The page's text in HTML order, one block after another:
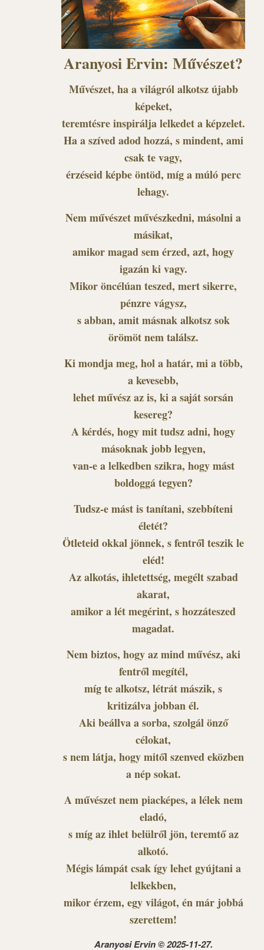
Aranyosi Ervin: Művészet?
Művészet, ha a világról alkotsz újabb
képeket,
teremtésre inspirálja lelkedet a képzelet.
Ha a szíved adod hozzá, s mindent, ami
csak te vagy,
érzéseid képbe öntöd, míg a múló perc
lehagy.
Nem művészet művészkedni, másolni a
másikat,
amikor magad sem érzed, azt, hogy
igazán ki vagy.
Mikor öncélúan teszed, mert sikerre,
pénzre vágysz,
s abban, amit másnak alkotsz sok
örömöt nem találsz.
Ki mondja meg, hol a határ, mi a több,
a kevesebb,
lehet művész az is, ki a saját sorsán
kesereg?
A kérdés, hogy mit tudsz adni, hogy
másoknak jobb legyen,
van-e a lelkedben szikra, hogy mást
boldoggá tegyen?
Tudsz-e mást is tanítani, szebbíteni
életét?
Ötleteid okkal jönnek, s fentről teszik le
eléd!
Az alkotás, ihletettség, megélt szabad
akarat,
amikor a lét megérint, s hozzáteszed
magadat.
Nem biztos, hogy az mind művész, aki
fentről megítél,
míg te alkotsz, létrát mászik, s
kritizálva jobban él.
Aki beállva a sorba, szolgál önző
célokat,
s nem látja, hogy mitől szenved eközben
a nép sokat.
A művészet nem piacképes, a lélek nem
eladó,
s míg az ihlet belülről jön, teremtő az
alkotó.
Mégis lámpát csak így lehet gyújtani a
lelkekben,
mikor érzem, egy világot, én már jobbá
szerettem!
Aranyosi Ervin © 2025-11-27.